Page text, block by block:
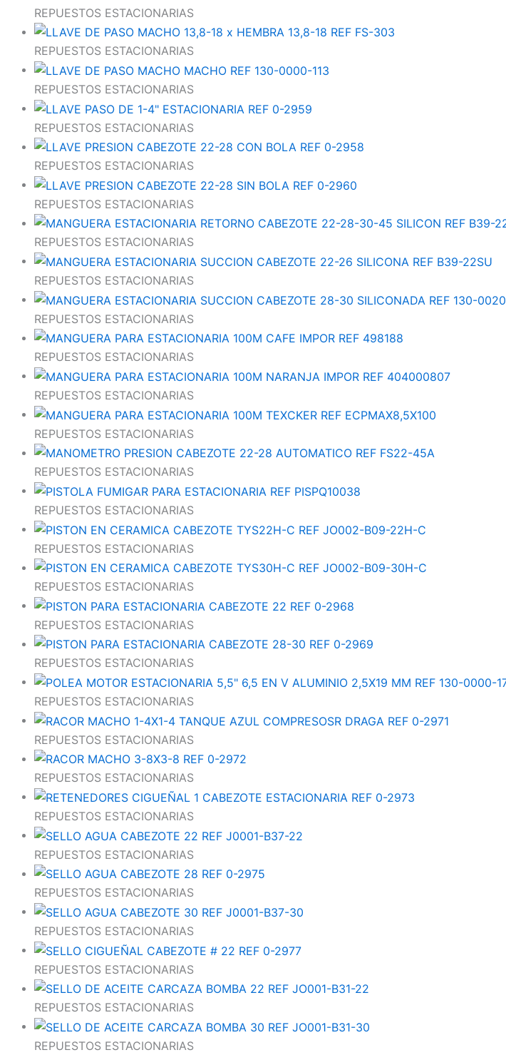
REPUESTOS ESTACIONARIAS
REPUESTOS ESTACIONARIAS
REPUESTOS ESTACIONARIAS
REPUESTOS ESTACIONARIAS
REPUESTOS ESTACIONARIAS
REPUESTOS ESTACIONARIAS
REPUESTOS ESTACIONARIAS
REPUESTOS ESTACIONARIAS
REPUESTOS ESTACIONARIAS
REPUESTOS ESTACIONARIAS
REPUESTOS ESTACIONARIAS
REPUESTOS ESTACIONARIAS
REPUESTOS ESTACIONARIAS
REPUESTOS ESTACIONARIAS
REPUESTOS ESTACIONARIAS
REPUESTOS ESTACIONARIAS
REPUESTOS ESTACIONARIAS
REPUESTOS ESTACIONARIAS
REPUESTOS ESTACIONARIAS
REPUESTOS ESTACIONARIAS
REPUESTOS ESTACIONARIAS
REPUESTOS ESTACIONARIAS
REPUESTOS ESTACIONARIAS
REPUESTOS ESTACIONARIAS
REPUESTOS ESTACIONARIAS
REPUESTOS ESTACIONARIAS
REPUESTOS ESTACIONARIAS
REPUESTOS ESTACIONARIAS